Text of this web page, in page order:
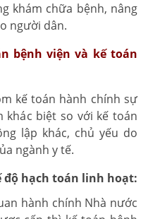
khám chữa bệnh, nâng
người dân.
bệnh viện và kế toán
kế toán hành chính sự
khác biệt so với kế toán
lập khác, chủ yếu do
ngành y tế.
độ hạch toán linh hoạt:
hành chính Nhà nước